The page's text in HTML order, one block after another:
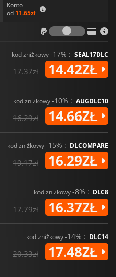
Konto
od 11.65zł
Opłaty
kod zniżkowy-17% : SEAL17DLC
17.37zł 14.42ZŁ
kod zniżkowy-10% : AUGDLC10
16.29zł 14.66ZŁ
kod zniżkowy-15% : DLCOMPARE
19.17zł 16.29ZŁ
kod zniżkowy-8% : DLC8
17.79zł 16.37ZŁ
kod zniżkowy-14% : DLC14
20.33zł 17.48ZŁ